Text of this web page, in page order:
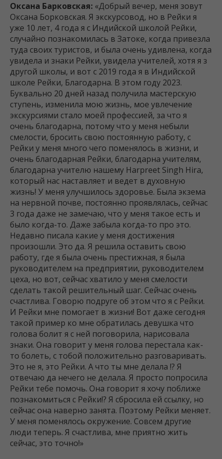
Оксана Барковская: «Добрый вечер, меня зовут
Оксана Борковская. Я экскурсовод, но в Рейки я
уже 10 лет, 4 года я с Индийской школой Рейки,
случайно познакомилась в Затоке, когда привезла
туда своих туристов, и была очень удивлена, когда
увидела и знаки Рейки, увидела учителей, хотя я з
другой школы, и вот с 2019 года я в Индийской
школе Рейки, Благодарна. В этом году 2023.
Буквально 20 дней назад получила мастерскую
ступень, изменила мою жизнь, мое увлечение
экскурсиями стало моей профессией, за что я
очень благодарна, потому что у меня небыли
смелости, бросить свою постоянную работу, с
Рейки у меня много чего поменялось в жизни, и
очень благодарная Рейки, благодарна учителям,
благодарна учителю нашему Harpreet Singh Hira,
который нас наставляет и ведет в духовную
жизнь! У меня улучшилось здоровье. Была экзема
на нервной почве, постоянно проявлялась, сейчас
3 года даже не замечаю, что у меня такое есть и
было когда-то. Даже забыла когда-то про это.
Недавно писала какие у меня достижения
произошли. Это да. Я решила оставить свою
работу, где я была очень престижная, я была
руководителем на предприятии, руководителем
цеха, но вот, сейчас хватило у меня смелости
сделать такой решительный шаг. Сейчас очень
счастлива. Говорю подруге об этом что я с Рейки.
И Рейки мне помогает в жизни! Вот даже сегодня
такой пример ко мне обратилась девушка что
голова болит я с ней поговорила, нарисовала
знаки. Она говорит у меня голова перестала как-
то болеть, с тобой положительно разговаривать.
Это не я, это Рейки. А что ты мне делала !? Я
отвечаю да нечего не делала. Я просто попросила
Рейки тебе помочь. Она говорит я хочу поближе
познакомиться с Рейки!? Я сбросила ей ссылку, но
сейчас она наверно занята. Поэтому Рейки меняет.
У меня поменялось окружение. Совсем другие
люди теперь. Я счастлива, мне приятно жить
сейчас, это точно!»